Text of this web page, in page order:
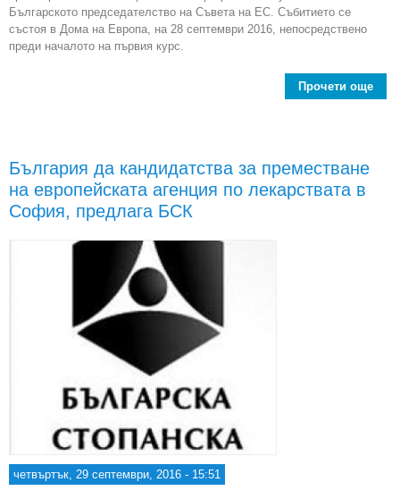
Българското председателство на Съвета на ЕС. Събитието се
състоя в Дома на Европа, на 28 септември 2016, непосредствено
преди началото на първия курс.
Прочети още
България да кандидатства за преместване
на европейската агенция по лекарствата в
София, предлага БСК
четвъртък, 29 септември, 2016 - 15:51